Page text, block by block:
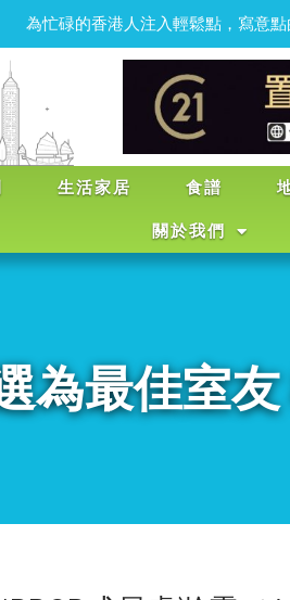
為忙碌的香港人注入輕鬆點 ，寫意點
生活家居 食譜
關於我們
為最佳室